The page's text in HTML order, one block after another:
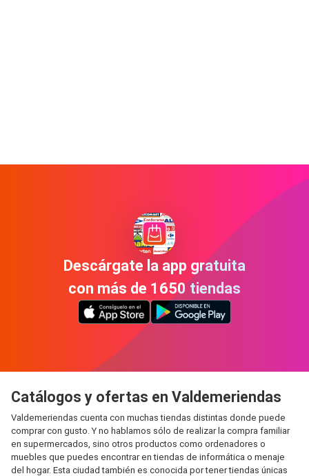
Descárgate la app gratuita
con más de 1650 tiendas
Catálogos y ofertas en Valdemeriendas
Valdemeriendas cuenta con muchas tiendas distintas donde puede
comprar con gusto. Y no hablamos sólo de realizar la compra familiar
en supermercados, sino otros productos como ordenadores o
muebles que puedes encontrar en tiendas de informática o menaje
del hogar. Esta ciudad también es conocida por tener tiendas únicas